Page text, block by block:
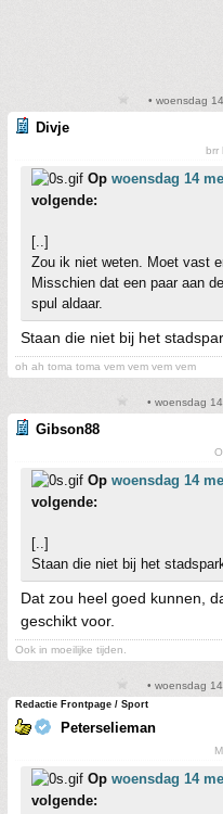
• woensdag
Divje
brr
Op woensdag 14
volgende:
[..]
Zou ik niet weten. Moet vast
Misschien dat een paar aan
spul aldaar.
Staan die niet bij het
oh ah toma toma vem vem vem vem
• woensdag
Gibson88
Op woensdag 14
volgende:
[..]
Staan die niet bij het
Dat zou heel goed kunnen,
geschikt voor.
Ook in moeilijke tijden.
• woensdag
Redactie Frontpage / Sport
Peterselieman
Op woensdag 14
volgende: